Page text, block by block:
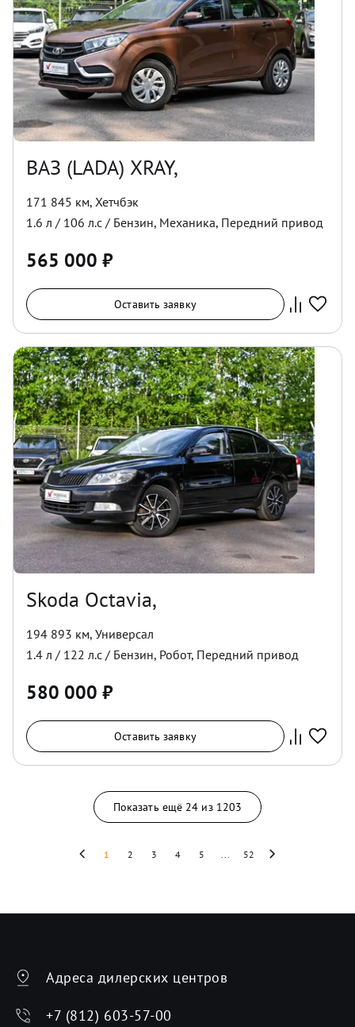
ВАЗ (LADA) XRAY,
171 845 км, Хетчбэк
1.6 л / 106 л.с / Бензин, Механика, Передний привод
565 000 ₽
Оставить заявку
Skoda Octavia,
194 893 км, Универсал
1.4 л / 122 л.с / Бензин, Робот, Передний привод
580 000 ₽
Оставить заявку
Показать ещё 24 из 1203
1 2 3 4 5 52
Адреса дилерских центров
+7 (812) 603-57-00